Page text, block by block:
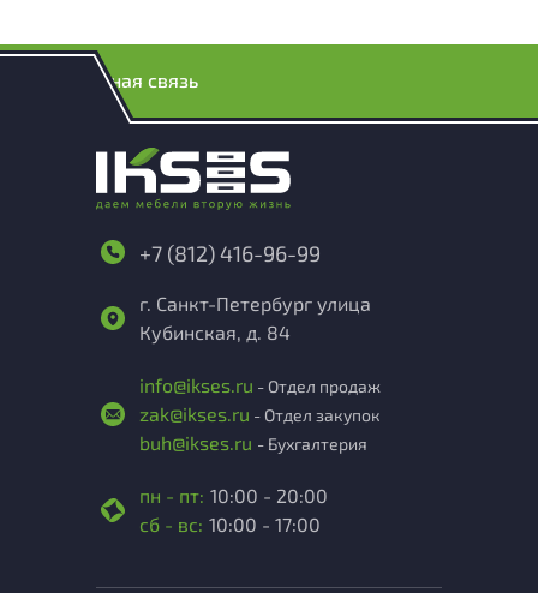
Обратная связь
+7 (812) 416-96-99
г. Санкт-Петербург улица
Кубинская, д. 84
info@ikses.ru - Отдел продаж
zak@ikses.ru - Отдел закупок
buh@ikses.ru - Бухгалтерия
пн - пт: 10:00 - 20:00
сб - вс: 10:00 - 17:00